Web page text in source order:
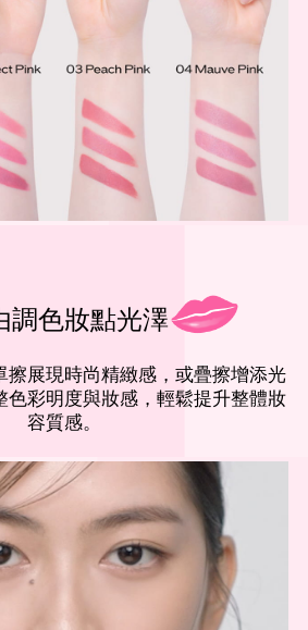
調色妝點光澤
擦展現時尚精緻感，或疊擦增添光
色彩明度與妝感，輕鬆提升整體妝
容質感。